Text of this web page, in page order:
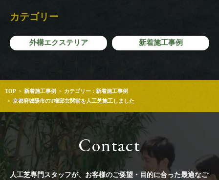
カテゴリー
外構エクステリア 新着施工事例
TOP 新着施工事例
カテゴリー : 新着施工事例
京都府城陽市のT様邸玄関前を人工芝施工しました
Contact
人工芝専門スタッフが、お客様のご要望・目的に合った最適なご